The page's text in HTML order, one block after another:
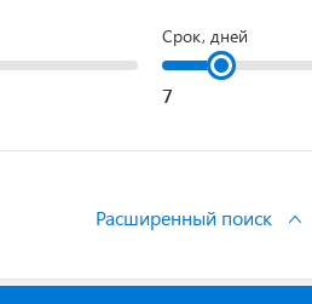
Срок, дней
Расширенный поиск